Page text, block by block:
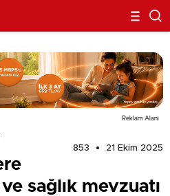
Reklam Alanı
853
21 Ekim 2025
sağlık mevzuatı